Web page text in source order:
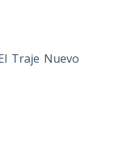
Traje Nuevo